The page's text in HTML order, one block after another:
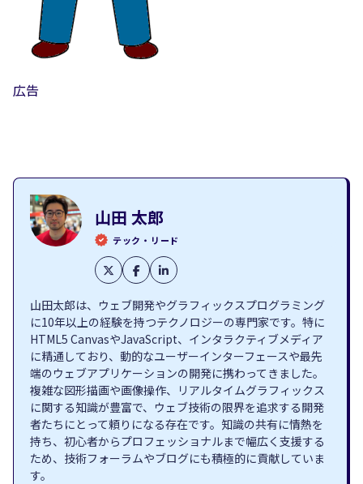
広告
山田 太郎
テック・リード
山田太郎は、ウェブ開発やグラフィックスプログラミング
に10年以上の経験を持つテクノロジーの専門家です。特に
HTML5 CanvasやJavaScript、インタラクティブメディア
に精通しており、動的なユーザーインターフェースや最先
端のウェブアプリケーションの開発に携わってきました。
複雑な図形描画や画像操作、リアルタイムグラフィックス
に関する知識が豊富で、ウェブ技術の限界を追求する開発
者たちにとって頼りになる存在です。知識の共有に情熱を
持ち、初心者からプロフェッショナルまで幅広く支援する
ため、技術フォーラムやブログにも積極的に貢献していま
す。